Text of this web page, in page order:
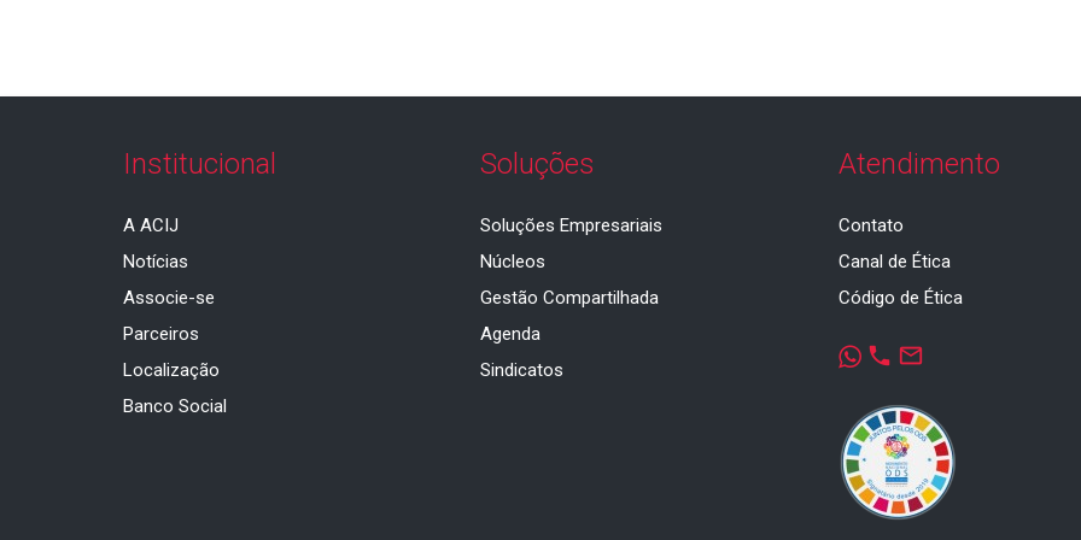
Institucional
A ACIJ
Notícias
Associe-se
Parceiros
Localização
Banco Social
Soluções
Soluções Empresariais
Núcleos
Gestão Compartilhada
Agenda
Sindicatos
Atendimento
Contato
Canal de Ética
Código de Ética
phone mail_outline